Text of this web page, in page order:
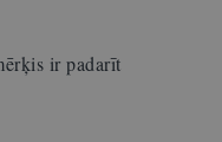
ir padarīt